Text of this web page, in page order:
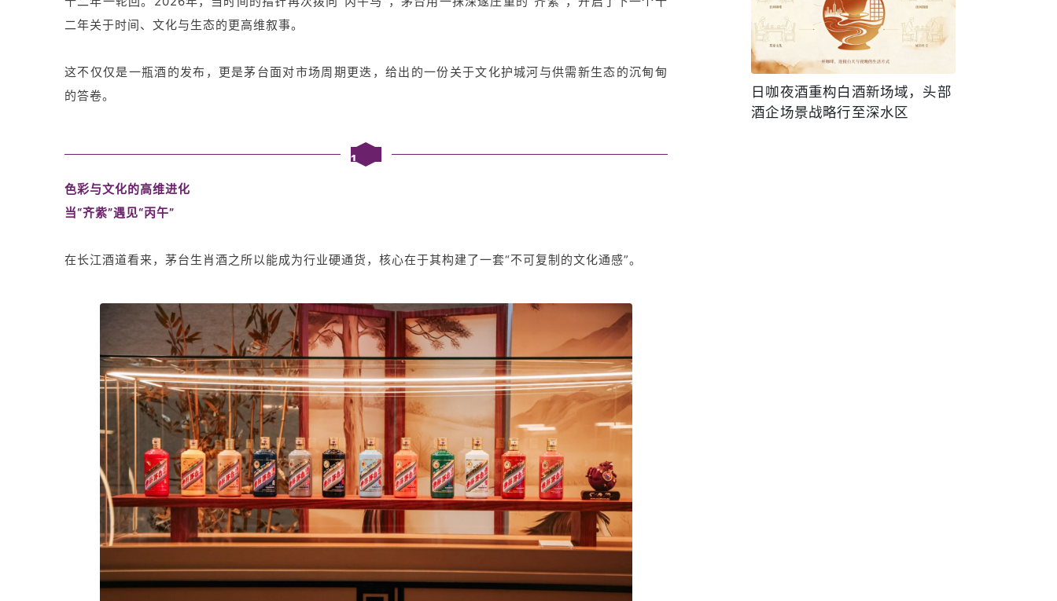
二年关于时间、文化与生态的更高维叙事。
这不仅仅是一瓶酒的发布，更是茅台面对市场周期更迭，给出的一份关于文化护城河与供需新生态的沉甸甸
的答卷。
1
色彩与文化的高维进化
当“齐紫”遇见“丙午”
在长江酒道看来，茅台生肖酒之所以能成为行业硬通货，核心在于其构建了一套“不可复制的文化通感”。
日咖夜酒重构白酒新场域，头部
酒企场景战略行至深水区